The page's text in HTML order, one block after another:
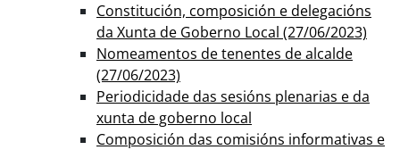
Constitución, composición e delegacións
da Xunta de Goberno Local (27/06/2023)
Nomeamentos de tenentes de alcalde
(27/06/2023)
Periodicidade das sesións plenarias e da
xunta de goberno local
Composición das comisións informativas e